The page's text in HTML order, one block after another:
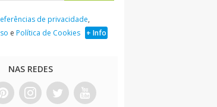
de privacidade,
e Política de Cookies + Info
NAS REDES